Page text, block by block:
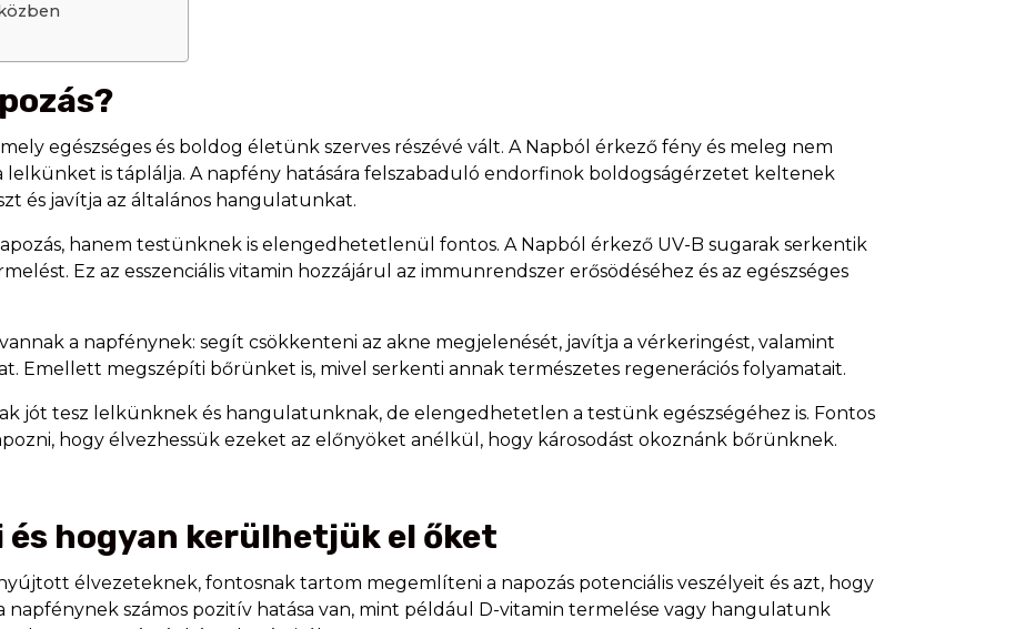
egészséges és boldog életünk szerves részévé vált. A Napból érkező fény és meleg nem
lelkünket is táplálja. A napfény hatására felszabaduló endorfinok boldogságérzetet keltenek
és javítja az általános hangulatunkat.
hanem testünknek is elengedhetetlenül fontos. A Napból érkező UV-B sugarak serkentik
Ez az esszenciális vitamin hozzájárul az immunrendszer erősödéséhez és az egészséges
a napfénynek: segít csökkenteni az akne megjelenését, javítja a vérkeringést, valamint
Emellett megszépíti bőrünket is, mivel serkenti annak természetes regenerációs folyamatait.
jót tesz lelkünknek és hangulatunknak, de elengedhetetlen a testünk egészségéhez is. Fontos
hogy élvezhessük ezeket az előnyöket anélkül, hogy károsodást okoznánk bőrünknek.
és hogyan kerülhetjük el őket
élvezeteknek, fontosnak tartom megemlíteni a napozás potenciális veszélyeit és azt, hogy
számos pozitív hatása van, mint például D-vitamin termelése vagy hangulatunk